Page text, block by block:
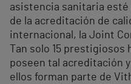
asistencia sanitaria esté
de la acreditación de
internacional, la Joint
Tan solo 15
poseen tal acreditación
ellos forman parte de